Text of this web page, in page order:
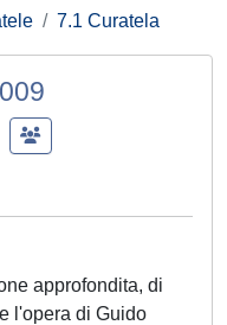
7.1 Curatela
approfondita, di
l'opera di Guido